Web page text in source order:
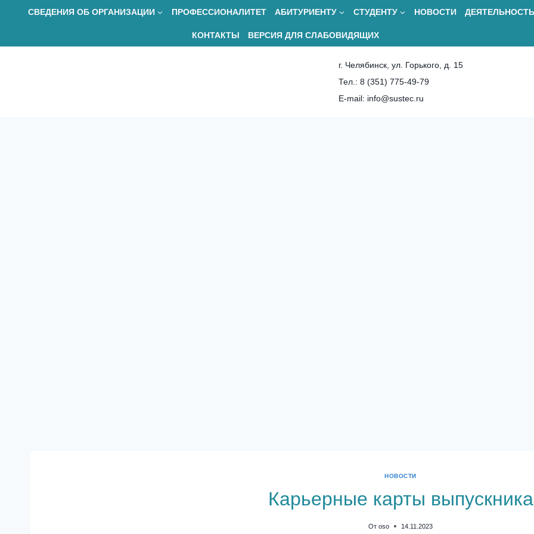
ПерейтиСВЕДЕНИЯ ОБ ОРГАНИЗАЦИИ ПРОФЕССИОНАЛИТЕТ АБИТУРИЕНТУ СТУДЕНТУ НОВОСТИ ДЕЯТЕЛЬНОСТЬ
КОНТАКТЫ ВЕРСИЯ ДЛЯ СЛАБОВИДЯЩИХ
г. Челябинск, ул. Горького, д. 15
Тел.: 8 (351) 775-49-79
E-mail: info@sustec.ru
НОВОСТИ
Карьерные карты выпускника
От oso 14.11.2023